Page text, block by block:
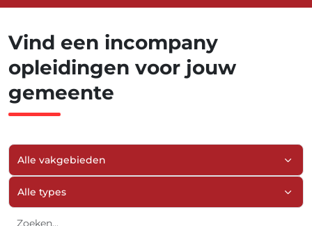
Vind een incompany
opleidingen voor jouw
gemeente
Filter op vakgebied
Filter op type
Zoeken